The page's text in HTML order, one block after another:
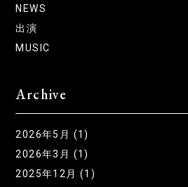
NEWS
出演
MUSIC
Archive
2026年5月 (1)
2026年3月 (1)
2025年12月 (1)